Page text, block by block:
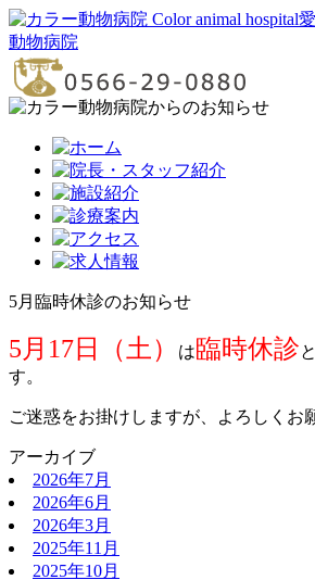
動物病院
5月臨時休診のお知らせ
5月17日（土） は臨時休診
す。
ご迷惑をお掛けしますが、よろしくお
アーカイブ
2026年7月
2026年6月
2026年3月
2025年11月
2025年10月